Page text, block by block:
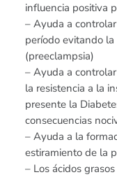
influencia positiva
– Ayuda a
período evitando
(preeclampsia)
– Ayuda a
la resistencia a la
presente la
consecuencias
– Ayuda a la
estiramiento de la
– Los ácidos